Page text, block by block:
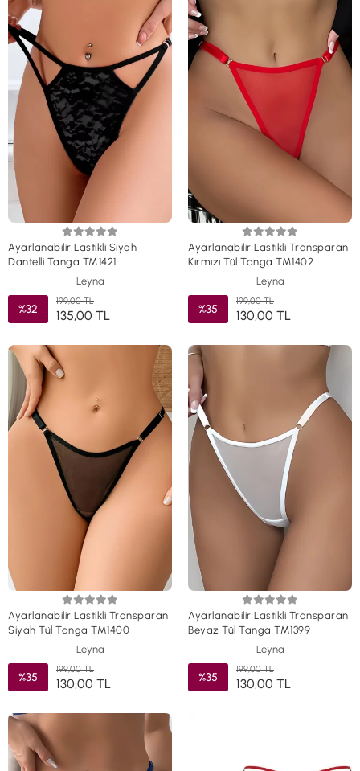
Ayarlanabilir Lastikli Siyah
Dantelli Tanga TM1421
Leyna
%32
199,00 TL
135,00 TL
Ayarlanabilir Lastikli Transparan
Kırmızı Tül Tanga TM1402
Leyna
%35
199,00 TL
130,00 TL
Ayarlanabilir Lastikli Transparan
Siyah Tül Tanga TM1400
Leyna
%35
199,00 TL
130,00 TL
Ayarlanabilir Lastikli Transparan
Beyaz Tül Tanga TM1399
Leyna
%35
199,00 TL
130,00 TL